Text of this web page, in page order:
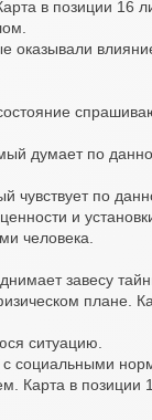
в позиции 16
оказывали
думает по
чувствует по
и
человека.
завесу
плане.
ситуацию.
социальными
Карта в позиции